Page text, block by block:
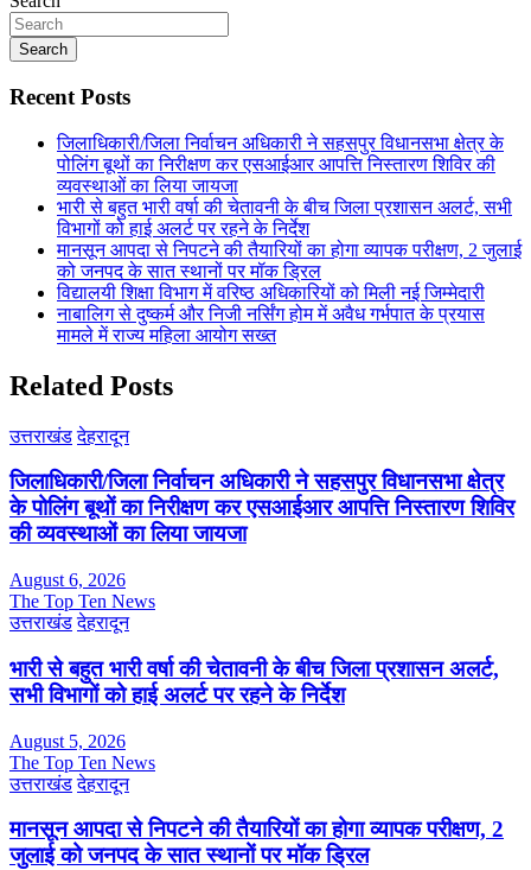
Search
Recent Posts
जिलाधिकारी/जिला निर्वाचन अधिकारी ने सहसपुर विधानसभा क्षेत्र के
पोलिंग बूथों का निरीक्षण कर एसआईआर आपत्ति निस्तारण शिविर की
व्यवस्थाओं का लिया जायजा
भारी से बहुत भारी वर्षा की चेतावनी के बीच जिला प्रशासन अलर्ट, सभी
विभागों को हाई अलर्ट पर रहने के निर्देश
मानसून आपदा से निपटने की तैयारियों का होगा व्यापक परीक्षण, 2 जुलाई
को जनपद के सात स्थानों पर मॉक ड्रिल
विद्यालयी शिक्षा विभाग में वरिष्ठ अधिकारियों को मिली नई जिम्मेदारी
नाबालिग से दुष्कर्म और निजी नर्सिंग होम में अवैध गर्भपात के प्रयास
मामले में राज्य महिला आयोग सख्त
Related Posts
उत्तराखंड देहरादून
जिलाधिकारी/जिला निर्वाचन अधिकारी ने सहसपुर विधानसभा क्षेत्र
के पोलिंग बूथों का निरीक्षण कर एसआईआर आपत्ति निस्तारण शिविर
की व्यवस्थाओं का लिया जायजा
August 6, 2026
The Top Ten News
उत्तराखंड देहरादून
भारी से बहुत भारी वर्षा की चेतावनी के बीच जिला प्रशासन अलर्ट,
सभी विभागों को हाई अलर्ट पर रहने के निर्देश
August 5, 2026
The Top Ten News
उत्तराखंड देहरादून
मानसून आपदा से निपटने की तैयारियों का होगा व्यापक परीक्षण, 2
जुलाई को जनपद के सात स्थानों पर मॉक ड्रिल